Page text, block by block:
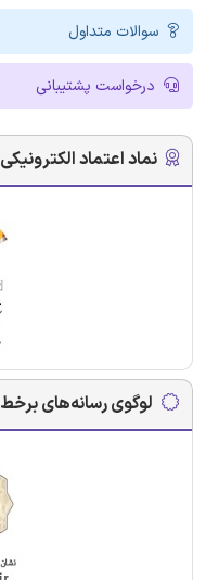
سوالات متداول
درخواست پشتیبانی
نماد اعتماد الکترونیکی
لوگوی رسانه‌های برخط